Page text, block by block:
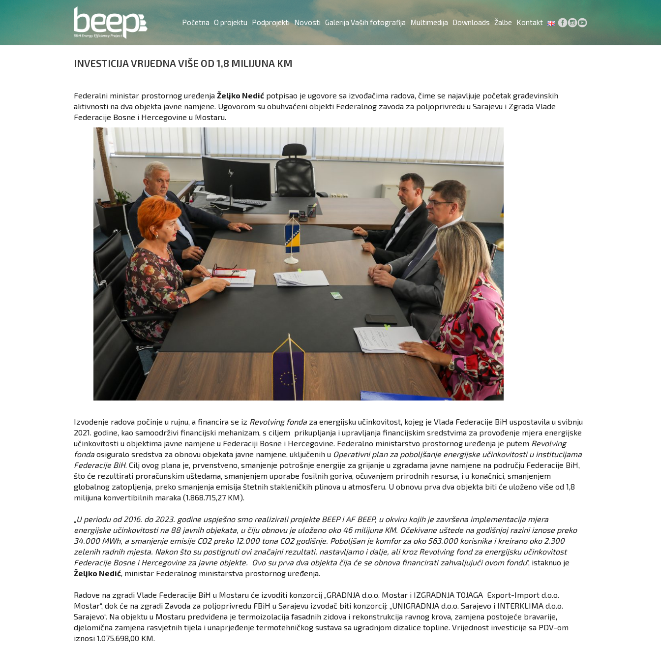
Početna O projektu Podprojekti Novosti Galerija Vaših fotografija Multimedija Downloads Žalbe Kontakt
INVESTICIJA VRIJEDNA VIŠE OD 1,8 MILIJUNA KM
Federalni ministar prostornog uređenjaŽeljko Nedić potpisao je ugovore sa izvođačima radova, čime se najavljuje početak građevinskih
aktivnosti na dva objekta javne namjene. Ugovorom su obuhvaćeni objekti Federalnog zavoda za poljoprivredu u Sarajevu i Zgrada Vlade
Federacije Bosne i Hercegovine u Mostaru.
Izvođenje radova počinje u rujnu, a financira se iz Revolving fonda za energijsku učinkovitost, kojeg je Vlada Federacije BiH uspostavila u svibnju
2021. godine, kao samoodrživi financijski mehanizam, s ciljem prikupljanja i upravljanja financijskim sredstvima za provođenje mjera energijske
učinkovitosti u objektima javne namjene u Federaciji Bosne i Hercegovine. Federalno ministarstvo prostornog uređenja je putem Revolving
fonda osiguralo sredstva za obnovu objekata javne namjene, uključenih u Operativni plan za poboljšanje energijske učinkovitosti u institucijama
Federacije BiH. Cilj ovog plana je, prvenstveno, smanjenje potrošnje energije za grijanje u zgradama javne namjene na području Federacije BiH,
što će rezultirati proračunskim uštedama, smanjenjem uporabe fosilnih goriva, očuvanjem prirodnih resursa, i u konačnici, smanjenjem
globalnog zatopljenja, preko smanjenja emisija štetnih stakleničkih plinova u atmosferu. U obnovu prva dva objekta biti će uloženo više od 1,8
milijuna konvertibilnih maraka (1.868.715,27 KM).
„U periodu od 2016. do 2023. godine uspješno smo realizirali projekte BEEP i AF BEEP, u okviru kojih je završena implementacija mjera
energijske učinkovitosti na 88 javnih objekata, u čiju obnovu je uloženo oko 46 milijuna KM. Očekivane uštede na godišnjoj razini iznose preko
34.000 MWh, a smanjenje emisije CO2 preko 12.000 tona CO2 godišnje. Poboljšan je komfor za oko 563.000 korisnika i kreirano oko 2.300
zelenih radnih mjesta. Nakon što su postignuti ovi značajni rezultati, nastavljamo i dalje, ali kroz Revolving fond za energijsku učinkovitost
Federacije Bosne i Hercegovine za javne objekte. Ovo su prva dva objekta čija će se obnova financirati zahvaljujući ovom fondu“, istaknuo je
Željko Nedić, ministar Federalnog ministarstva prostornog uređenja.
Radove na zgradi Vlade Federacije BiH u Mostaru će izvoditi konzorcij „GRADNJA d.o.o. Mostar i IZGRADNJA TOJAGA Export-Import d.o.o.
Mostar“, dok će na zgradi Zavoda za poljoprivredu FBiH u Sarajevu izvođač biti konzorcij: „UNIGRADNJA d.o.o. Sarajevo i INTERKLIMA d.o.o.
Sarajevo“. Na objektu u Mostaru predviđena je termoizolacija fasadnih zidova i rekonstrukcija ravnog krova, zamjena postojeće bravarije,
djelomična zamjena rasvjetnih tijela i unaprjeđenje termotehničkog sustava sa ugradnjom dizalice topline. Vrijednost investicije sa PDV-om
iznosi 1.075.698,00 KM.